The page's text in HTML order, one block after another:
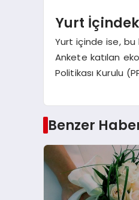
Yurt
Yurt içinde ise, bu
Ankete katılan
Politikası Kurulu
Benzer